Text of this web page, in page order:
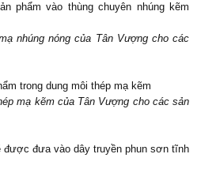
phẩm vào thùng chuyên nhúng kẽm
nhúng nóng của Tân Vượng cho các
trong dung môi thép mạ kẽm
mạ kẽm của Tân Vượng cho các sản
được đưa vào dây truyền phun sơn tĩnh